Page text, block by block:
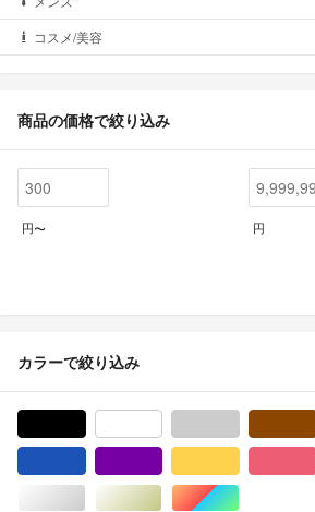
コスメ/美容
商品の価格で絞り込み
円〜 円
カラーで絞り込み
シルバー/銀色系ゴールド/金色系マルチカラー